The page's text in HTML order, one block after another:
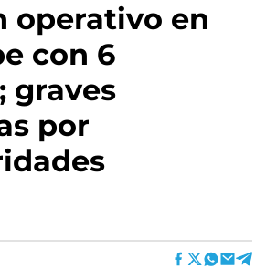
operativo en
con 6
graves
por